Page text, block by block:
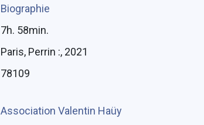
Biographie
7h. 58min.
Paris, Perrin :, 2021
78109
Association Valentin Haüy